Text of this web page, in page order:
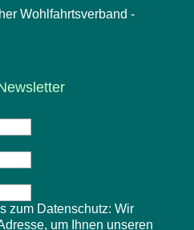
zum Datenschutz: Wir
um Ihnen unseren